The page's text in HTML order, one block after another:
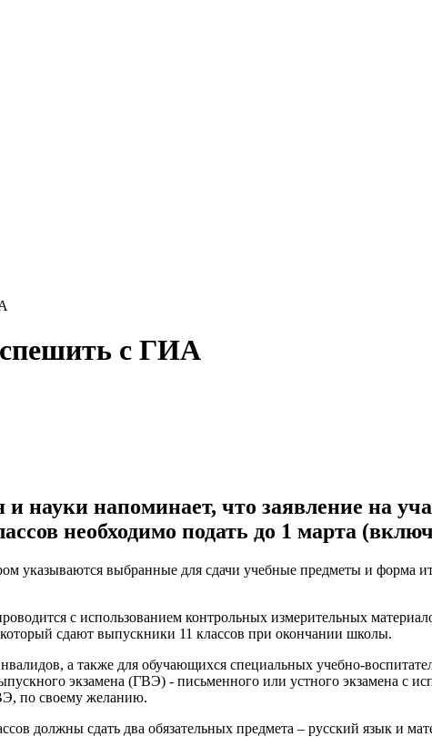
с ГИА
науки напоминает, что заявление на
необходимо подать до 1 марта
указываются выбранные для сдачи учебные предметы и форма
с использованием контрольных измерительных
сдают выпускники 11 классов при окончании школы.
а также для обучающихся специальных учебно-
экзамена (ГВЭ) - письменного или устного экзамена с
по своему желанию.
должны сдать два обязательных предмета – русский язык и